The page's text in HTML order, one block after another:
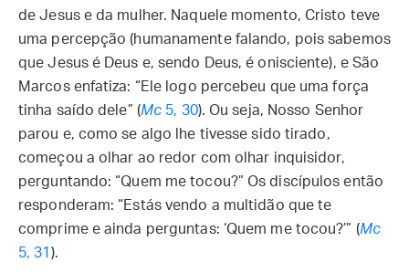
de Jesus e da mulher. Naquele momento, Cristo teve
uma percepção (humanamente falando, pois sabemos
que Jesus é Deus e, sendo Deus, é onisciente), e São
Marcos enfatiza: “Ele logo percebeu que uma força
tinha saído dele” (Mc 5, 30). Ou seja, Nosso Senhor
parou e, como se algo lhe tivesse sido tirado,
começou a olhar ao redor com olhar inquisidor,
perguntando: “Quem me tocou?” Os discípulos então
responderam: “Estás vendo a multidão que te
comprime e ainda perguntas: ‘Quem me tocou?’” (Mc
5, 31 ).